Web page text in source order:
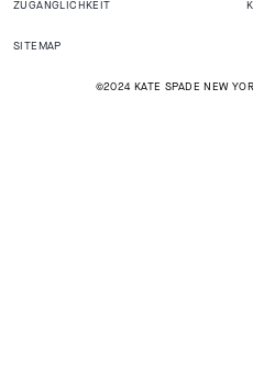
ZUGÄNGLICHKEIT
SITEMAP
©2024 KATE SPADE NEW